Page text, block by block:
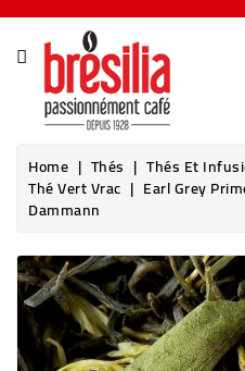
CATEGORY
PAGINDEX
CAFÉS
BRÉSILIA
THÉS
BOISSONS
&
COCKTAILS
Home Thés Thés Et
Thé Vert Vrac Earl Grey
Dammann